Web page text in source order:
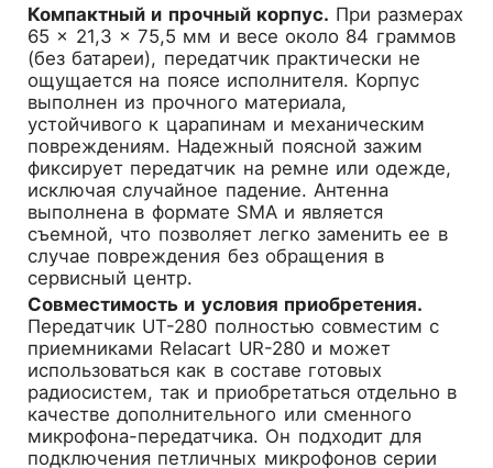
Компактный и прочный корпус. При размерах
65 × 21,3 × 75,5 мм и весе около 84 граммов
(без батареи), передатчик практически не
ощущается на поясе исполнителя. Корпус
выполнен из прочного материала,
устойчивого к царапинам и механическим
повреждениям. Надежный поясной зажим
фиксирует передатчик на ремне или одежде,
исключая случайное падение. Антенна
выполнена в формате SMA и является
съемной, что позволяет легко заменить ее в
случае повреждения без обращения в
сервисный центр.
Совместимость и условия приобретения.
Передатчик UT-280 полностью совместим с
приемниками Relacart UR-280 и может
использоваться как в составе готовых
радиосистем, так и приобретаться отдельно в
качестве дополнительного или сменного
микрофона-передатчика. Он подходит для
подключения петличных микрофонов серии